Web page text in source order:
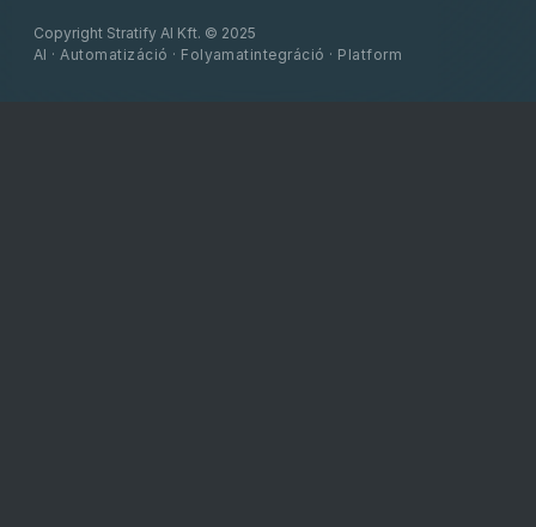
Copyright Stratify AI Kft. © 2025
AI · Automatizáció · Folyamatintegráció · Platform